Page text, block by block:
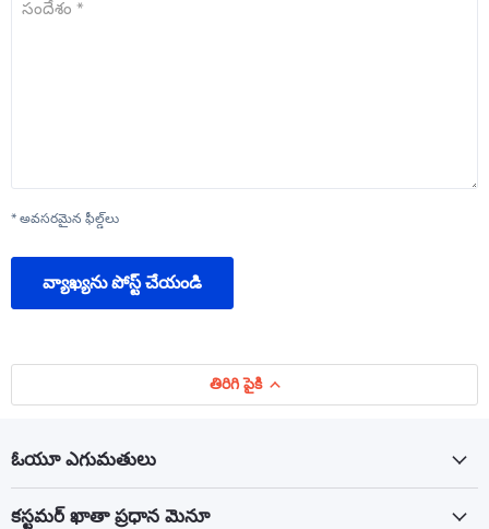
సందేశం *
* అవసరమైన ఫీల్డ్‌లు
వ్యాఖ్యను పోస్ట్ చేయండి
తిరిగి పైకి
ఓయూ ఎగుమతులు
కస్టమర్ ఖాతా ప్రధాన మెనూ